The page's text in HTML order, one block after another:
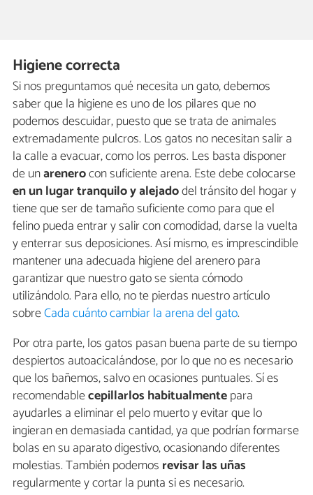
Higiene correcta
Si nos preguntamos qué necesita un gato, debemos
saber que la higiene es uno de los pilares que no
podemos descuidar, puesto que se trata de animales
extremadamente pulcros. Los gatos no necesitan salir a
la calle a evacuar, como los perros. Les basta disponer
de unarenerocon suficiente arena. Este debe colocarse
en un lugar tranquilo y alejadodel tránsito del hogar y
tiene que ser de tamaño suficiente como para que el
felino pueda entrar y salir con comodidad, darse la vuelta
y enterrar sus deposiciones. Así mismo, es imprescindible
mantener una adecuada higiene del arenero para
garantizar que nuestro gato se sienta cómodo
utilizándolo. Para ello, no te pierdas nuestro artículo
sobreCada cuánto cambiar la arena del gato.
Por otra parte, los gatos pasan buena parte de su tiempo
despiertos autoacicalándose, por lo que no es necesario
que los bañemos, salvo en ocasiones puntuales. Sí es
recomendablecepillarlos habitualmentepara
ayudarles a eliminar el pelo muerto y evitar que lo
ingieran en demasiada cantidad, ya que podrían formarse
bolas en su aparato digestivo, ocasionando diferentes
molestias. También podemos revisar las uñas
regularmente y cortar la punta si es necesario.